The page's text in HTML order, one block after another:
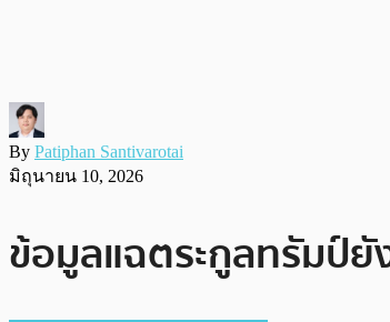
By Patiphan Santivarotai
มิถุนายน 10, 2026
ข้อมูลแฉตระกูลทรัมป์ยั